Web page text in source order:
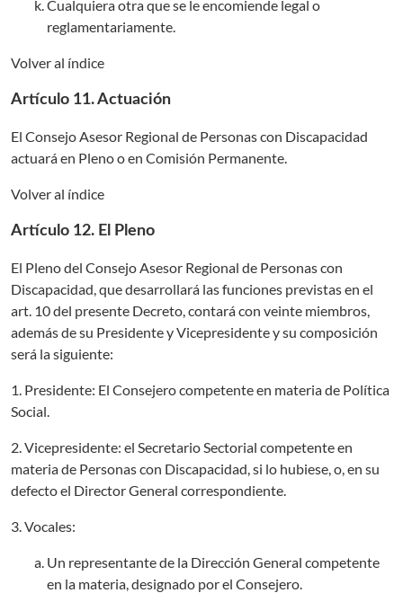
Cualquiera otra que se le encomiende legal o
reglamentariamente.
Volver al índice
Artículo 11. Actuación
El Consejo Asesor Regional de Personas con Discapacidad
actuará en Pleno o en Comisión Permanente.
Volver al índice
Artículo 12. El Pleno
El Pleno del Consejo Asesor Regional de Personas con
Discapacidad, que desarrollará las funciones previstas en el
art. 10 del presente Decreto, contará con veinte miembros,
además de su Presidente y Vicepresidente y su composición
será la siguiente:
1. Presidente: El Consejero competente en materia de Política
Social.
2. Vicepresidente: el Secretario Sectorial competente en
materia de Personas con Discapacidad, si lo hubiese, o, en su
defecto el Director General correspondiente.
3. Vocales:
Un representante de la Dirección General competente
en la materia, designado por el Consejero.